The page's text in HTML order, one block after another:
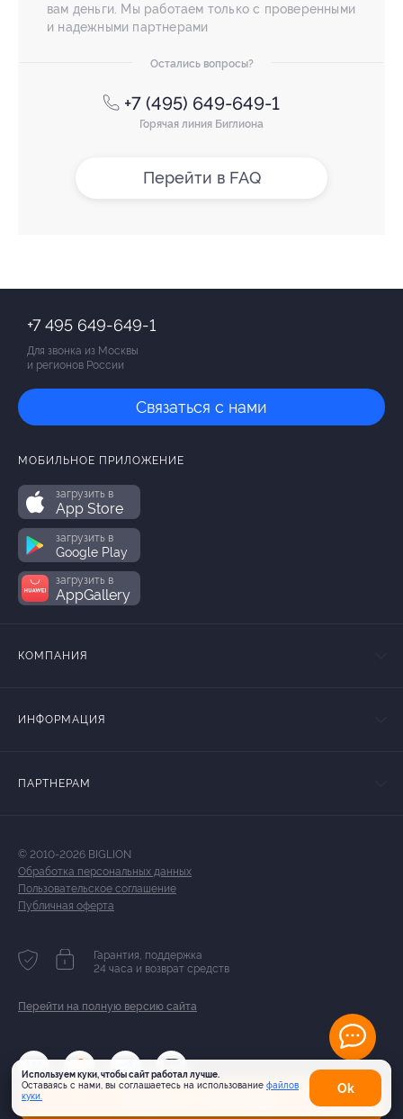
вам деньги. Мы работаем только с проверенными
и надежными партнерами
Остались вопросы?
+7 (495) 649-649-1
Горячая линия Биглиона
Перейти в FAQ
Используем куки, чтобы сайт работал лучше.
Оставаясь с нами, вы соглашаетесь на использование файлов
куки.
Оk
+7 495 649-649-1
Для звонка из Москвы
и регионов России
Связаться с нами
МОБИЛЬНОЕ ПРИЛОЖЕНИЕ
загрузить в
App Store
загрузить в
Google Play
загрузить в
AppGallery
КОМПАНИЯ
ИНФОРМАЦИЯ
ПАРТНЕРАМ
© 2010-2026 BIGLION
Обработка персональных данных
Пользовательское соглашение
Публичная оферта
Гарантия, поддержка
24 часа и возврат средств
Перейти на полную версию сайта